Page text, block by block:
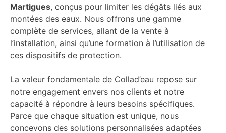
Martigues, conçus pour limiter les dégâts liés aux
montées des eaux. Nous offrons une gamme
complète de services, allant de la vente à
l’installation, ainsi qu’une formation à l’utilisation de
ces dispositifs de protection.
La valeur fondamentale de Collad’eau repose sur
notre engagement envers nos clients et notre
capacité à répondre à leurs besoins spécifiques.
Parce que chaque situation est unique, nous
concevons des solutions personnalisées adaptées